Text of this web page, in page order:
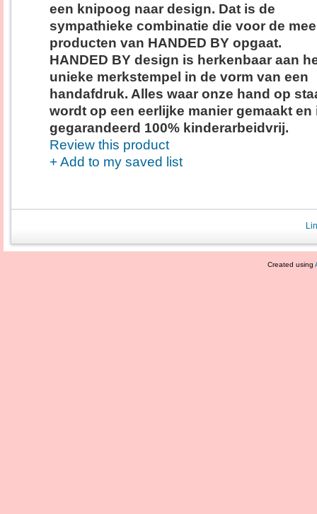
een knipoog naar design. Dat is de
sympathieke combinatie die voor de
producten van HANDED BY opgaat.
HANDED BY design is herkenbaar aan
unieke merkstempel in de vorm van een
handafdruk. Alles waar onze hand op
wordt op een eerlijke manier gemaakt en
gegarandeerd 100% kinderarbeidvrij.
Review this product
+ Add to my saved list
Created using